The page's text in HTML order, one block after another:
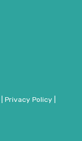
Privacy Policy